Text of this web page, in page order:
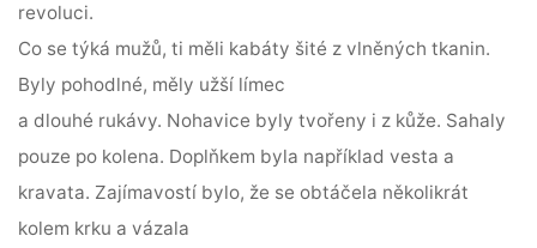
revoluci.
Co se týká mužů, ti měli kabáty šité z vlněných tkanin.
Byly pohodlné, měly užší límec
a dlouhé rukávy. Nohavice byly tvořeny i z kůže. Sahaly
pouze po kolena. Doplňkem byla například vesta a
kravata. Zajímavostí bylo, že se obtáčela několikrát
kolem krku a vázala